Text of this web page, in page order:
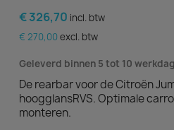
€ 326,70 incl. btw
€ 270,00 excl. btw
Geleverd binnen 5 tot 10
De rearbar voor de Citroën
hoogglansRVS. Optimale
monteren.